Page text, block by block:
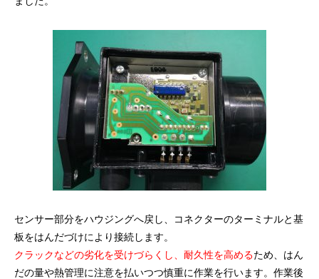
センサー部分をハウジングへ戻し、コネクターのターミナルと基
板をはんだづけにより接続します。
クラックなどの劣化を受けづらくし、耐久性を高めるため、はん
だの量や熱管理に注意を払いつつ慎重に作業を行います。作業後